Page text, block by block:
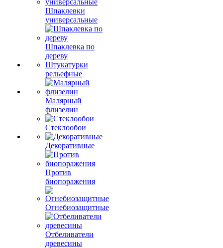
Шпаклевки
универсальные
Шпаклевка по
дереву
Штукатурки
рельефные
Малярный
флизелин
Стеклообои
Декоративные
Против
биопоражения
Огнебиозащитные
Отбеливатели
древесины